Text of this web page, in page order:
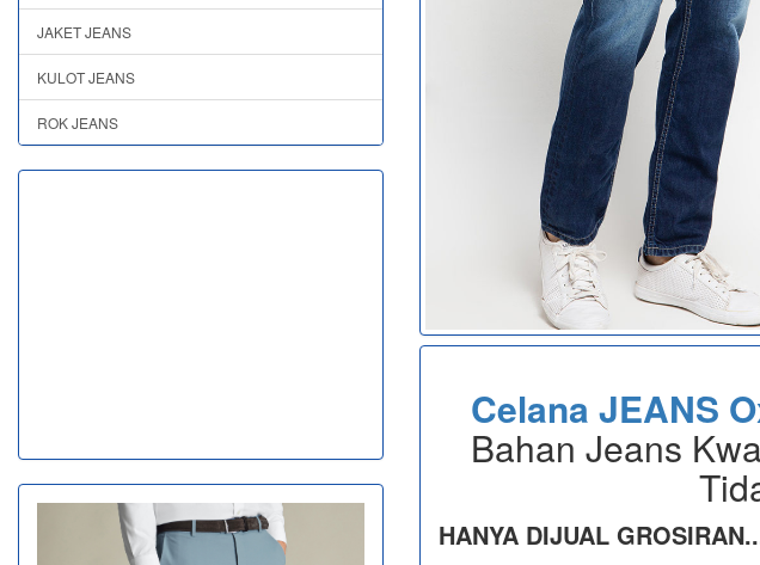
Celana JEANS
Bahan Jeans
HANYA DIJUAL
JAKET JEANS
KULOT JEANS
ROK JEANS